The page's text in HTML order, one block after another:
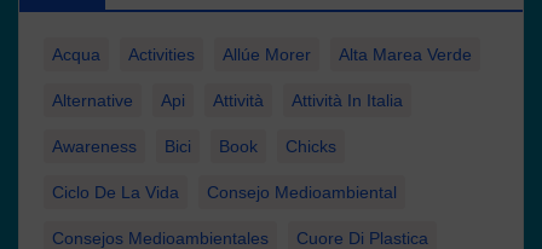
Acqua Activities Allúe Morer Alta Marea Verde
Alternative Api Attività Attività In Italia
Awareness Bici Book Chicks
Ciclo De La Vida Consejo Medioambiental
Consejos Medioambientales Cuore Di Plastica